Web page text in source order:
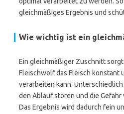
gleichmäßiges Ergebnis und
Wie wichtig ist ein
Ein gleichmäßiger Zuschnitt
Fleischwolf das Fleisch konstant
verarbeiten kann.
den Ablauf stören und die
Das Ergebnis wird dadurch fein